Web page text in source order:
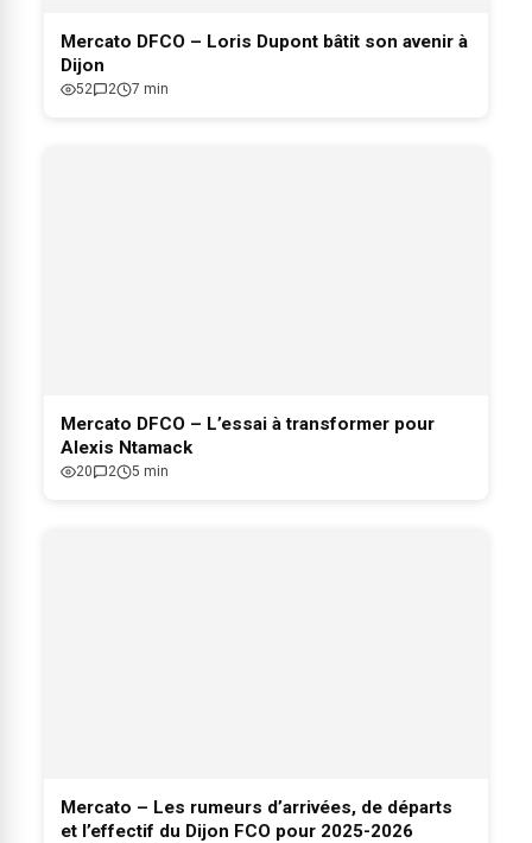
Mercato DFCO – Loris Dupont bâtit son avenir à
Dijon
52 2 7 min
Mercato DFCO – L’essai à transformer pour
Alexis Ntamack
20 2 5 min
Mercato – Les rumeurs d’arrivées, de départs
et l’effectif du Dijon FCO pour 2025-2026